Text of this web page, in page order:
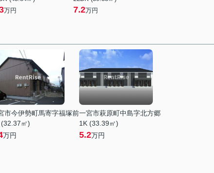
万円 7.2万円
市今伊勢町馬寄字福塚前
(32.37㎡)
万円
一宮市萩原町中島字北方郷
1K (33.39㎡)
5.2万円